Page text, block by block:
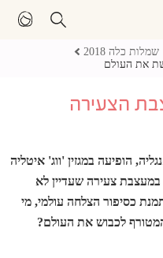
שמלות כלה 2018
את העולם
הצעירה
הופיעה במגזין 'ווג' איטליה
במעצבת צעירה שעדיין לא
כסיפור הצלחה עולמי, מי
לכבוש את העולם?